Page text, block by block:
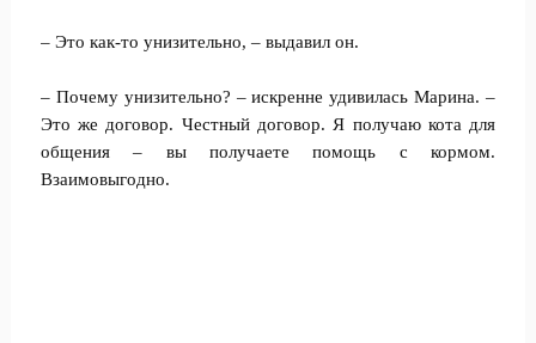
– Это как-то унизительно, – выдавил он.
– Почему унизительно? – искренне удивилась Марина. –
Это же договор. Честный договор. Я получаю кота для
общения – вы получаете помощь с кормом.
Взаимовыгодно.